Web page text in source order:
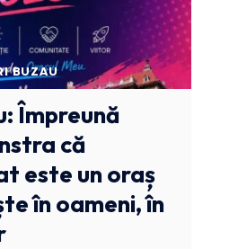
BUZAU
Împreună
că
este un oraș
în oameni, în